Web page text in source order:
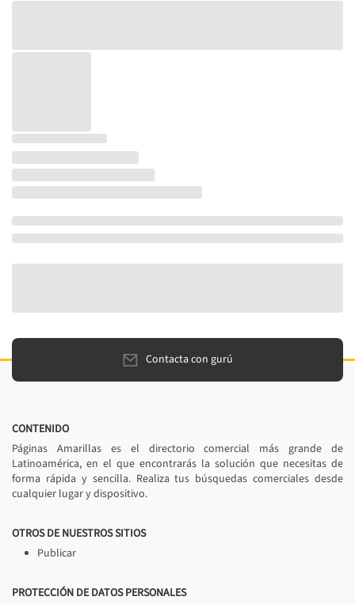
Contacta con gurú
CONTENIDO
Páginas Amarillas es el directorio comercial más grande de
Latinoamérica, en el que encontrarás la solución que necesitas de
forma rápida y sencilla. Realiza tus búsquedas comerciales desde
cualquier lugar y dispositivo.
OTROS DE NUESTROS SITIOS
Publicar
PROTECCIÓN DE DATOS PERSONALES